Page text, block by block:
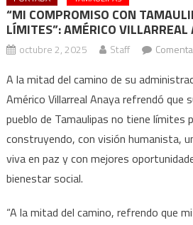
“MI COMPROMISO CON
LÍMITES”: AMÉRICO VILLARREAL
octubre 2, 2025 Staff
A la mitad del camino de su
Américo Villarreal Anaya refrendó que
pueblo de Tamaulipas no tiene límites
construyendo, con visión humanista,
viva en paz y con mejores
bienestar social.
“A la mitad del camino, refrendo que